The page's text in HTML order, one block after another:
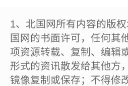
1、北国网所有内容的版
国网的书面许可，任何其
项资源转载、复制、编辑
形式的资讯散发给其他方
镜像复制或保存；不得修